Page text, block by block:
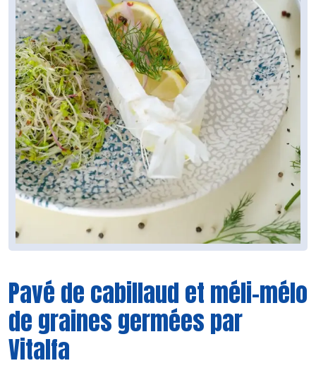
Pavé de cabillaud et méli-mélo
de graines germées par
Vitalfa